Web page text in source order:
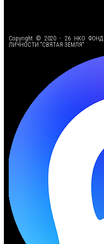
Copyright © 2020 - 26 НКО ФОНД
ЛИЧНОСТИ "СВЯТАЯ ЗЕМЛЯ"